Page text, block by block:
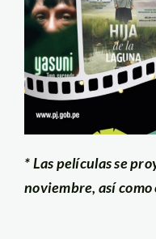
*Las películas se
noviembre, así